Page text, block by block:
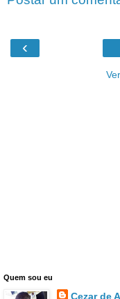
‹
Quem sou eu
Cezar de